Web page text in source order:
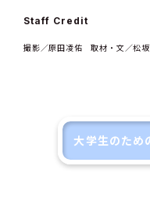
Staff Credit
撮影／原田凌佑 取材・文／松
大学生のため